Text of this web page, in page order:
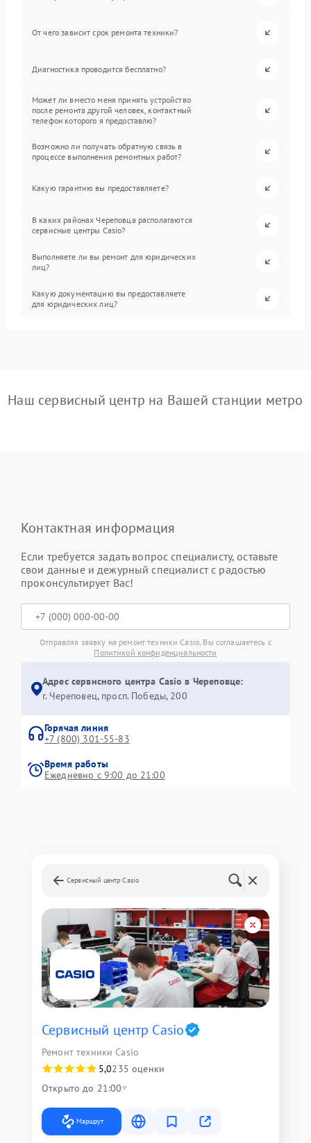
От чего зависит срок ремонта техники?
Диагностика проводится бесплатно?
Может ли вместо меня принять устройство
после ремонта другой человек, контактный
телефон которого я предоставлю?
Возможно ли получать обратную связь в
процессе выполнения ремонтных работ?
Какую гарантию вы предоставляете?
В каких районах Череповца располагаются
сервисные центры Casio?
Выполняете ли вы ремонт для юридических
лиц?
Какую документацию вы предоставляете
для юридических лиц?
Наш сервисный центр на Вашей станции метро
Контактная информация
Если требуется задать вопрос специалисту, оставьте
свои данные и дежурный специалист с радостью
проконсультирует Вас!
Отправляя заявку на ремонт техники Casio, Вы соглашаетесь с
Политикой конфиденциальности
Адрес сервисного центра Casio в Череповце:
г. Череповец, просп. Победы, 200
Горячая линия
+7 (800) 301-55-83
Время работы
Ежедневно с 9:00 до 21:00
Сервисный центр Casio
Сервисный центр Casio
Ремонт техники Casio
5,0235 оценки
Открыто до 21:00
Маршрут